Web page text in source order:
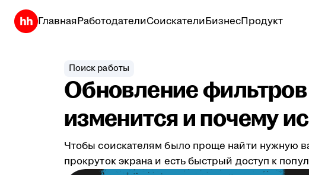
ГлавнаяРаботодателиСоискателиБизнесПродукт
Поиск работы
Обновление
изменится и почему
Чтобы соискателям было проще найти нужную
прокруток экрана и есть быстрый доступ к